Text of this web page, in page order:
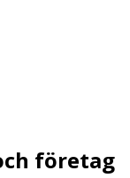
företag